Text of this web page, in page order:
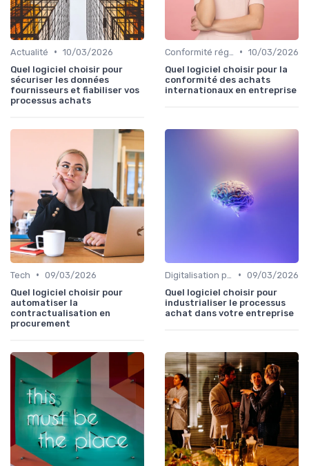
Actualité • 10/03/2026
Quel logiciel choisir pour
sécuriser les données
fournisseurs et fiabiliser vos
processus achats
• 10/03/2026
Quel logiciel choisir pour la
conformité des achats
internationaux en entreprise
Tech • 09/03/2026
Quel logiciel choisir pour
automatiser la
contractualisation en
procurement
• 09/03/2026
Quel logiciel choisir pour
industrialiser le processus
achat dans votre entreprise